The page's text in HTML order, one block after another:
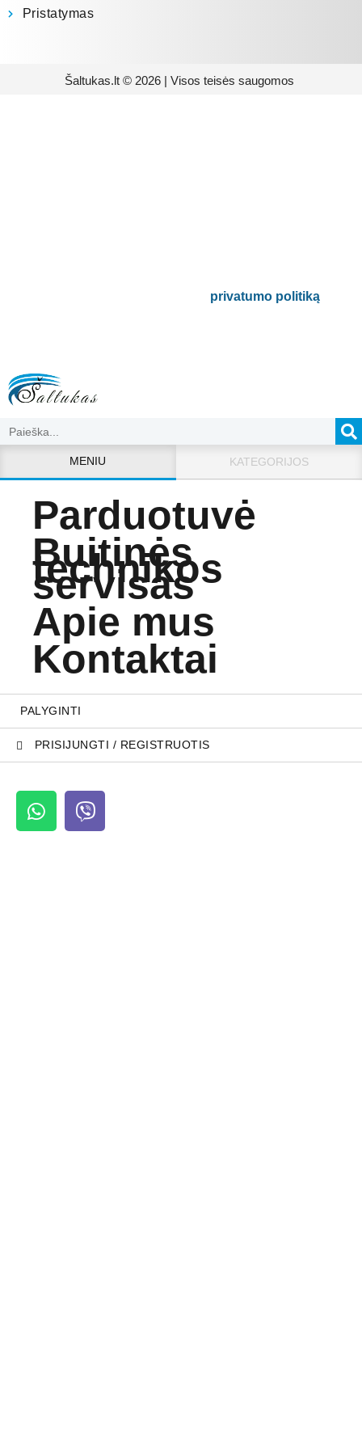
Pristatymas
Šaltukas.lt © 2026 | Visos teisės saugomos
privatumo politiką.
MENIU KATEGORIJOS
Parduotuvė
Buitinės
technikos
servisas
Apie mus
Kontaktai
PALYGINTI
PRISIJUNGTI / REGISTRUOTIS